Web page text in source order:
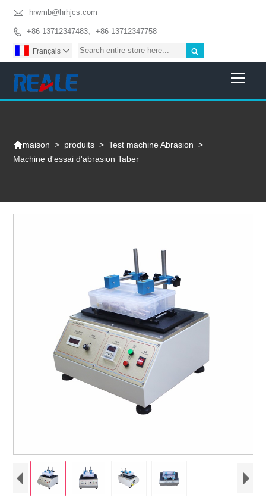
 hrwmb@hrhjcs.com
 +86-13712347483、+86-13712347758

Français 
maison > produits > Test machine Abrasion >
Machine d'essai d'abrasion Taber